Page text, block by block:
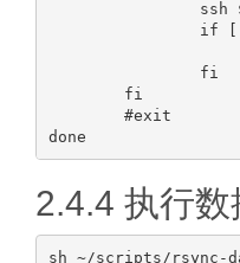
ssh
if
                fi
        fi
        #exit
2.4.4 执行数